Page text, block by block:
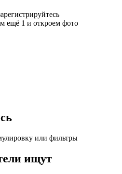
ещё 1 и откроем фото
или фильтры
ищут